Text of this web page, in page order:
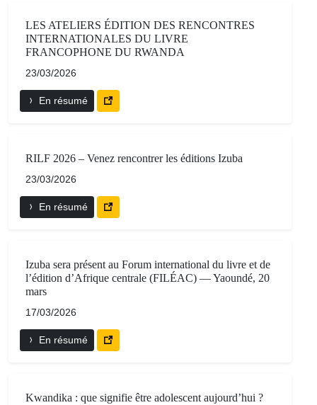
LES ATELIERS ÉDITION DES RENCONTRES
INTERNATIONALES DU LIVRE
FRANCOPHONE DU RWANDA
23/03/2026
En résumé
RILF 2026 – Venez rencontrer les éditions Izuba
23/03/2026
En résumé
Izuba sera présent au Forum international du livre et de
l’édition d’Afrique centrale (FILÉAC) — Yaoundé, 20
mars
17/03/2026
En résumé
Kwandika : que signifie être adolescent aujourd’hui ?